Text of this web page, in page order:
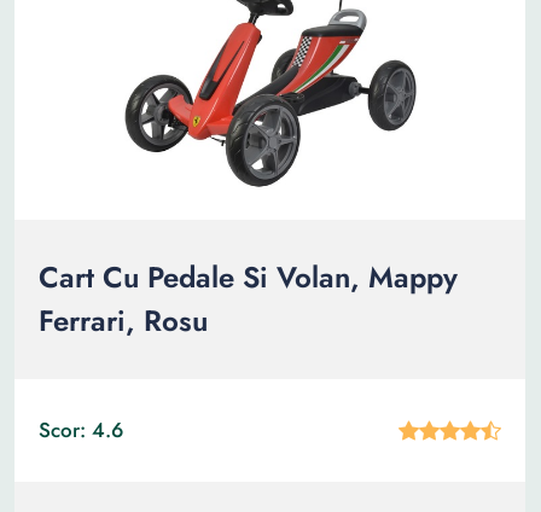
Cart Cu Pedale Si Volan, Mappy
Ferrari, Rosu
Scor: 4.6